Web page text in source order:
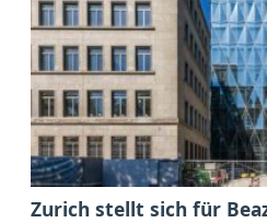
Zurich stellt sich für